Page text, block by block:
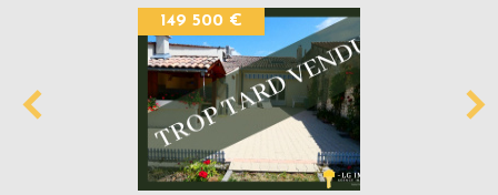
149 500 €